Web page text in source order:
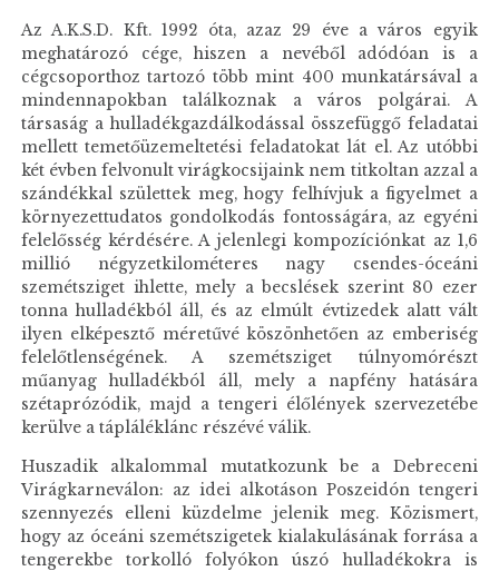
Az A.K.S.D. Kft. 1992 óta, azaz 29 éve a város egyik
meghatározó cége, hiszen a nevéből adódóan is a
cégcsoporthoz tartozó több mint 400 munkatársával a
mindennapokban találkoznak a város polgárai. A
társaság a hulladékgazdálkodással összefüggő feladatai
mellett temetőüzemeltetési feladatokat lát el. Az utóbbi
két évben felvonult virágkocsijaink nem titkoltan azzal a
szándékkal születtek meg, hogy felhívjuk a figyelmet a
környezettudatos gondolkodás fontosságára, az egyéni
felelősség kérdésére. A jelenlegi kompozíciónkat az 1,6
millió négyzetkilométeres nagy csendes-óceáni
szemétsziget ihlette, mely a becslések szerint 80 ezer
tonna hulladékból áll, és az elmúlt évtizedek alatt vált
ilyen elképesztő méretűvé köszönhetően az emberiség
felelőtlenségének. A szemétsziget túlnyomórészt
műanyag hulladékból áll, mely a napfény hatására
szétaprózódik, majd a tengeri élőlények szervezetébe
kerülve a tápláléklánc részévé válik.
Huszadik alkalommal mutatkozunk be a Debreceni
Virágkarneválon: az idei alkotáson Poszeidón tengeri
szennyezés elleni küzdelme jelenik meg. Közismert,
hogy az óceáni szemétszigetek kialakulásának forrása a
tengerekbe torkolló folyókon úszó hulladékokra is